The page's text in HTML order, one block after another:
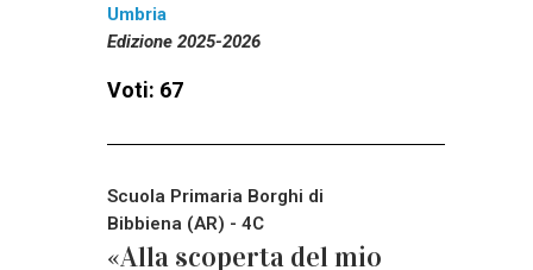
Umbria
Edizione 2025-2026
Voti: 67
Scuola Primaria Borghi di
Bibbiena (AR) - 4C
«Alla scoperta del mio